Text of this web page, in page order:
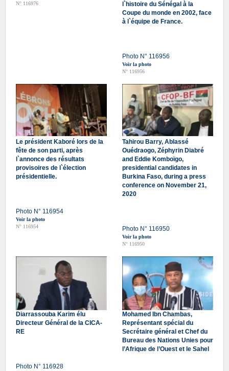
N° 116976
l`histoire du Sénégal à la
Coupe du monde en 2002, face
à l`équipe de France.
Photo N° 116956
Voir la photo
N° 116956
Le président Kaboré lors de la
fête de son parti, après
l`annonce des résultats
provisoires de l`élection
présidentielle.
Photo N° 116954
Voir la photo
N° 116954
Tahirou Barry, Ablassé
Ouédraogo, Zéphyrin Diabré
and Eddie Komboïgo,
presidential candidates in
Burkina Faso, during a press
conference on November 21,
2020
Photo N° 116950
Voir la photo
N° 116950
Diarrassouba Karim élu
Directeur Général de la CICA-
RE
Photo N° 116928
Mohamed Ibn Chambas,
Représentant spécial du
Secrétaire général et Chef du
Bureau des Nations Unies pour
l’Afrique de l’Ouest et le Sahel